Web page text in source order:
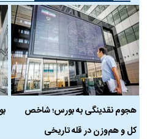
هجوم نقدینگی به بورس؛ شاخص
کل و هم‌وزن در قله تاریخی